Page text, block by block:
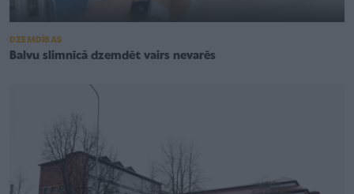
DZEMDĪBAS
Balvu slimnīcā dzemdēt vairs nevarēs